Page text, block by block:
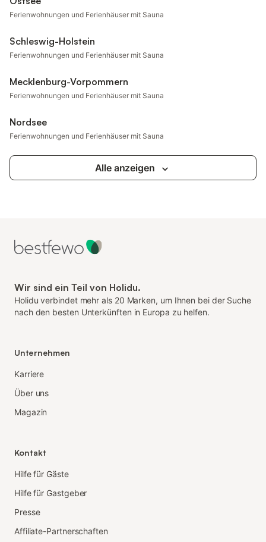
Ferienwohnungen und Ferienhäuser mit Sauna
Schleswig-Holstein
Ferienwohnungen und Ferienhäuser mit Sauna
Mecklenburg-Vorpommern
Ferienwohnungen und Ferienhäuser mit Sauna
Nordsee
Ferienwohnungen und Ferienhäuser mit Sauna
Alle anzeigen
Wir sind ein Teil von Holidu.
Holidu verbindet mehr als 20 Marken, um Ihnen bei der Suche
nach den besten Unterkünften in Europa zu helfen.
Unternehmen
Karriere
Über uns
Magazin
Kontakt
Hilfe für Gäste
Hilfe für Gastgeber
Presse
Affiliate-Partnerschaften